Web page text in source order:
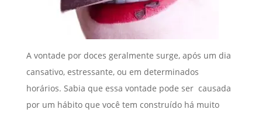
A vontade por doces geralmente surge, após um dia
cansativo, estressante, ou em determinados
horários. Sabia que essa vontade pode ser causada
por um hábito que você tem construído há muito